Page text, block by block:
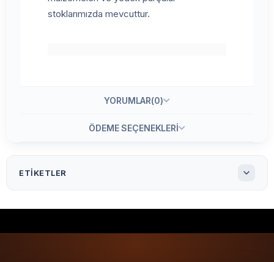
stoklarımızda mevcuttur.
YORUMLAR(0)
ÖDEME SEÇENEKLERI
ETIKETLER
Godex etiket yazıcı